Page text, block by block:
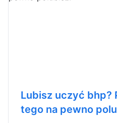
Lubisz uczyć bhp?
tego na pewno